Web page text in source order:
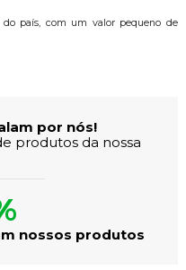
do país, com um valor pequeno de
por nós!
produtos da nossa
nossos produtos